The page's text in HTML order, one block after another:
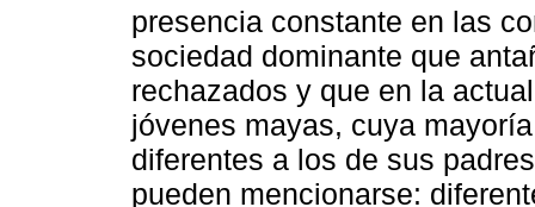
presencia constante en las
sociedad dominante que
rechazados y que en la
jóvenes mayas, cuya
diferentes a los de sus
pueden mencionarse: